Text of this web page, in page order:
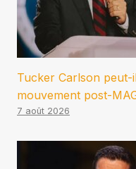
Tucker Carlson
mouvement post-
7 août 2026